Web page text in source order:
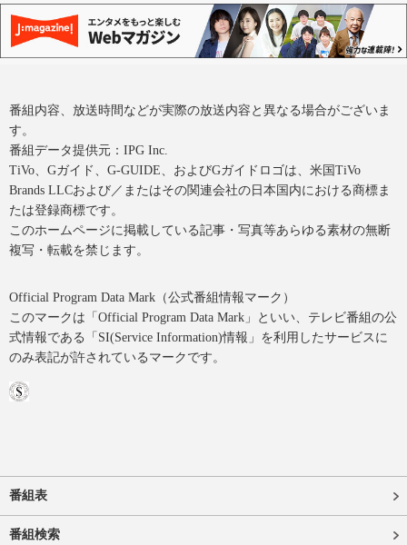
番組内容、放送時間などが実際の放送内容と異なる場合がございま
す。
番組データ提供元：IPG Inc.
TiVo、Gガイド、G-GUIDE、およびGガイドロゴは、米国TiVo
Brands LLCおよび／またはその関連会社の日本国内における商標ま
たは登録商標です。
このホームページに掲載している記事・写真等あらゆる素材の無断
複写・転載を禁じます。
Official Program Data Mark（公式番組情報マーク）
このマークは「Official Program Data Mark」といい、テレビ番組の公
式情報である「SI(Service Information)情報」を利用したサービスに
のみ表記が許されているマークです。
番組表
番組検索